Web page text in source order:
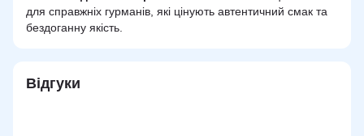
для справжніх гурманів, які цінують автентичний смак та
бездоганну якість.
Відгуки